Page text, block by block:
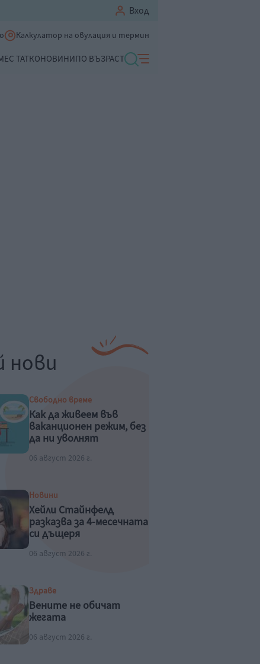
Вход
Калкулатор на овулация и термин
С ТАТКОНОВИНИПО ВЪЗРАСТ
нови
Свободно време
Как да живеем във
ваканционен режим, без
да ни уволнят
06 август 2026 г.
Новини
Хейли Стайнфелд
разказва за 4-месечната
си дъщеря
06 август 2026 г.
Здраве
Вените не обичат
жегата
06 август 2026 г.